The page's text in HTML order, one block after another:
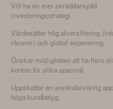
Vill ha en mer skräddarsydd
investeringsstrategi
Värdesätter hög diversifiering
råvaror) och global exponering
Önskar möjligheten att ha flera
konton för olika sparmål
Uppskattar en användarvänlig
höga kundbetyg